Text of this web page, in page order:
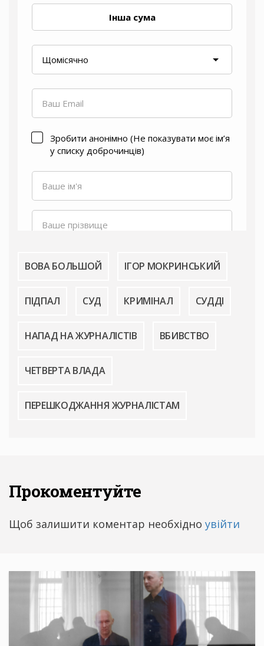
ВОВА БОЛЬШОЙ ІГОР МОКРИНСЬКИЙ
ПІДПАЛ СУД КРИМІНАЛ СУДДІ
НАПАД НА ЖУРНАЛІСТІВ ВБИВСТВО
ЧЕТВЕРТА ВЛАДА
ПЕРЕШКОДЖАННЯ ЖУРНАЛІСТАМ
Прокоментуйте
Щоб залишити коментар необхідно увійти